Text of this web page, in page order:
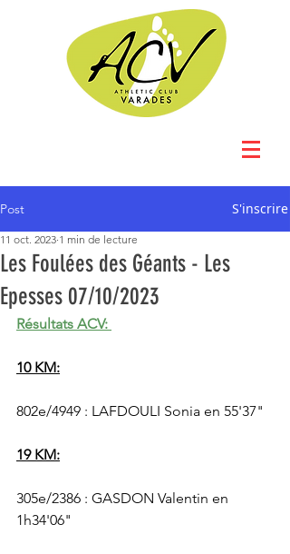
Post S'inscrire
Les Foulées des Géants - Les
Epesses 07/10/2023
11 oct. 2023 1 min de lecture
Résultats ACV:
10 KM:
802e/4949 : LAFDOULI Sonia en 55'37"
19 KM:
305e/2386 : GASDON Valentin en
1h34'06"